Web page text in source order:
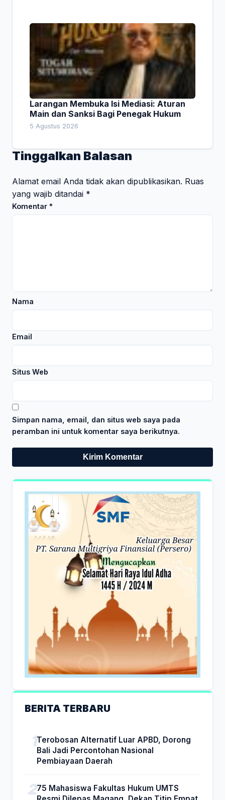
Larangan Membuka Isi Mediasi: Aturan
Main dan Sanksi Bagi Penegak Hukum
5 Agustus 2026
Tinggalkan Balasan
Alamat email Anda tidak akan dipublikasikan. Ruas
yang wajib ditandai *
Komentar *
Nama
Email
Situs Web
Simpan nama, email, dan situs web saya pada
peramban ini untuk komentar saya berikutnya.
BERITA TERBARU
Terobosan Alternatif Luar APBD, Dorong
Bali Jadi Percontohan Nasional
Pembiayaan Daerah
75 Mahasiswa Fakultas Hukum UMTS